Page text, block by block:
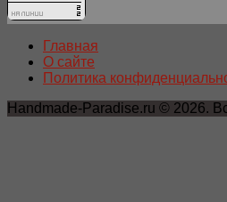
Главная
О сайте
Политика
Handmade-Paradise.ru © 2026.